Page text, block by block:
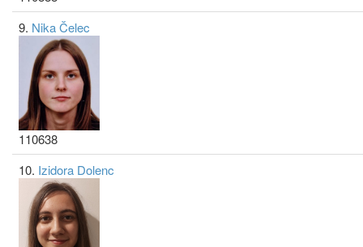
9. Nika Čelec
110638
10. Izidora Dolenc